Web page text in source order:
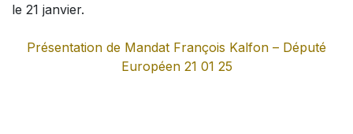
le 21 janvier.
Présentation de Mandat François Kalfon – Député
Européen 21 01 25